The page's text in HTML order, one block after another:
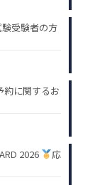
験受験者の方
約に関するお
2026
応